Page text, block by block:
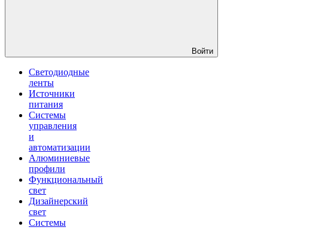
Войти
Светодиодные
ленты
Источники
питания
Системы
управления
и
автоматизации
Алюминиевые
профили
Функциональный
свет
Дизайнерский
свет
Системы